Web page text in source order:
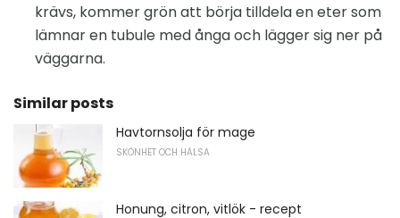
krävs, kommer grön att börja tilldela en eter som
lämnar en tubule med ånga och lägger sig ner på
väggarna.
Similar posts
Havtornsolja för mage
SKÖNHET OCH HÄLSA
Honung, citron, vitlök - recept